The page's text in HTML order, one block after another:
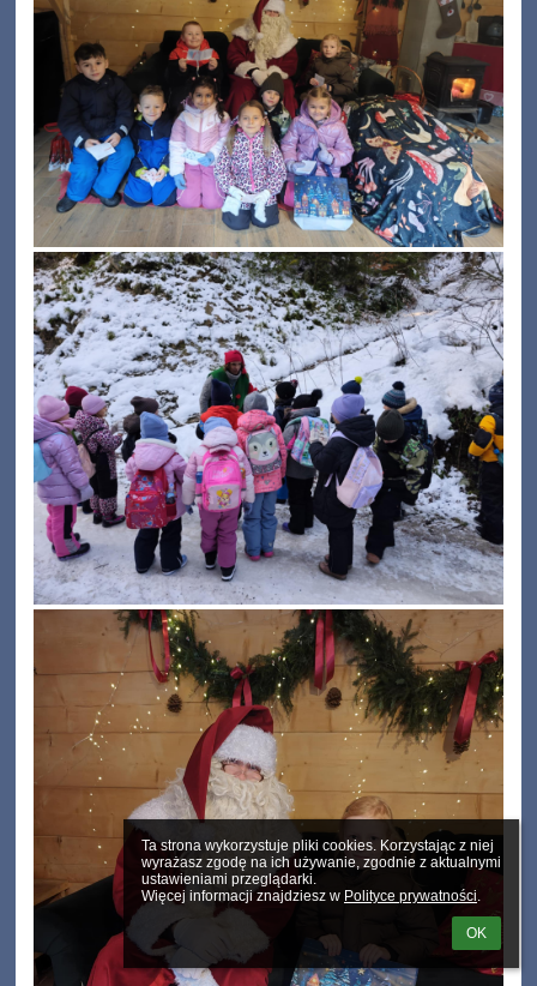
Ta strona wykorzystuje pliki cookies. Korzystając z niej
wyrażasz zgodę na ich używanie, zgodnie z aktualnymi
ustawieniami przeglądarki.
Więcej informacji znajdziesz w Polityce prywatności.
OK